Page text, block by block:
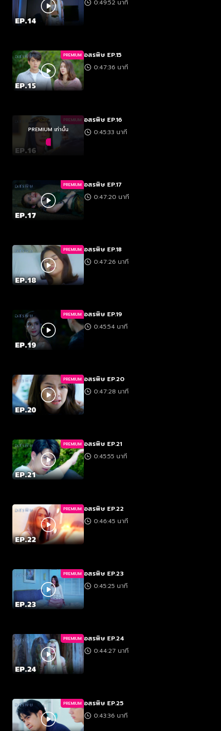
0:49:52 นาที
PREMIUM อสรพิษ EP.15
0:47:36 นาที
PREMIUM
PREMIUM เท่านั้น
อสรพิษ EP.16
0:45:33 นาที
PREMIUM อสรพิษ EP.17
0:47:20 นาที
PREMIUM อสรพิษ EP.18
0:47:26 นาที
PREMIUM อสรพิษ EP.19
0:45:54 นาที
PREMIUM อสรพิษ EP.20
0:47:28 นาที
PREMIUM อสรพิษ EP.21
0:45:55 นาที
PREMIUM อสรพิษ EP.22
0:46:45 นาที
PREMIUM อสรพิษ EP.23
0:45:25 นาที
PREMIUM อสรพิษ EP.24
0:44:27 นาที
PREMIUM อสรพิษ EP.25
0:43:36 นาที